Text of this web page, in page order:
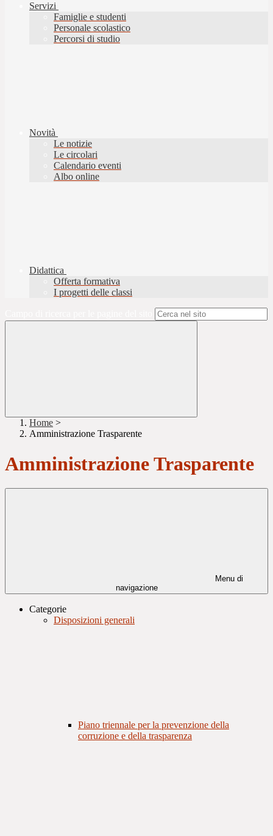
Servizi
Famiglie e studenti
Personale scolastico
Percorsi di studio
Novità
Le notizie
Le circolari
Calendario eventi
Albo online
Didattica
Offerta formativa
I progetti delle classi
Home >
Amministrazione Trasparente
Amministrazione Trasparente
Menu di
navigazione
Categorie
Disposizioni generali
Piano triennale per la prevenzione della
corruzione e della trasparenza